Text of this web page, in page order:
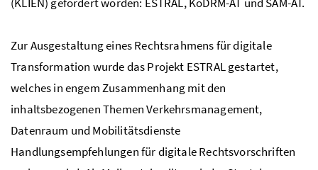
Zur Ausgestaltung eines Rechtsrahmens für digitale
Transformation wurde das Projekt ESTRAL gestartet,
welches in engem Zusammenhang mit den
inhaltsbezogenen Themen Verkehrsmanagement,
Datenraum und Mobilitätsdienste
Handlungsempfehlungen für digitale Rechtsvorschriften